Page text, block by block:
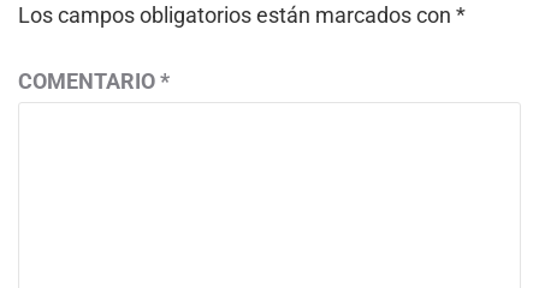
Los campos obligatorios están marcados con *
COMENTARIO*